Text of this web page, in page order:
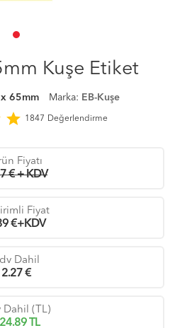
Kuşe Etiket
65mm Marka: EB-Kuşe
star 1847 Değerlendirme
Fiyatı
€ + KDV
Fiyat
€+KDV
Dahil
2.27€
Dahil (TL)
TL